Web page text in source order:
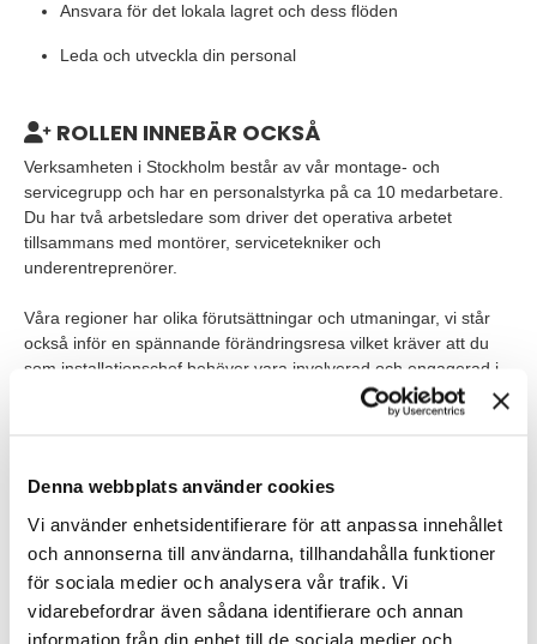
Denna webbplats använder cookies
Vi använder enhetsidentifierare för att anpassa innehållet
och annonserna till användarna, tillhandahålla funktioner
för sociala medier och analysera vår trafik. Vi
vidarebefordrar även sådana identifierare och annan
information från din enhet till de sociala medier och
Ansvara för det lokala lagret och dess flöden
Leda och utveckla din personal
ROLLEN INNEBÄR OCKSÅ
Verksamheten i Stockholm består av vår montage- och
servicegrupp och har en personalstyrka på ca 10 medarbetare.
Du har två arbetsledare som driver det operativa arbetet
tillsammans med montörer, servicetekniker och
underentreprenörer.
Våra regioner har olika förutsättningar och utmaningar, vi står
också inför en spännande förändringsresa vilket kräver att du
som installationschef behöver vara involverad och engagerad i
affären för att skapa hållbara resultat. Här får du ta vid, leda och
följa ramarna som är satta men förväntas presentera lösningar i
Tjänsten och arbetstiderna är förlagda på dagtid, måndag till
fredag. I din roll förväntas du dock på eget initiativ att arbeta
vissa helger och kvällar.
VEM ÄR DU?